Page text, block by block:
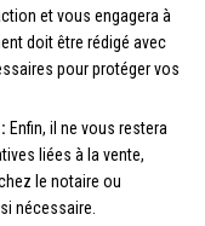
et vous engagera à
doit être rédigé avec
pour protéger vos
Enfin, il ne vous restera
liées à la vente,
le notaire ou
nécessaire.